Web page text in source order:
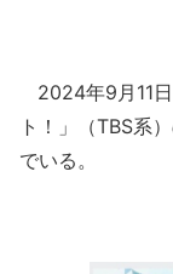
2024年9月11
ト！」（TBS系
でいる。